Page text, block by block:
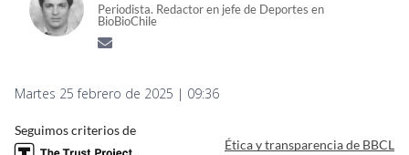
Periodista. Redactor en jefe de Deportes en
BioBioChile
Martes 25 febrero de 2025 | 09:36
Seguimos criterios de
Ética y transparencia de BBCL